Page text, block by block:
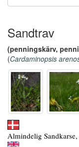
Sandtrav
(penningskärv,
(Cardaminopsis
Almindelig Sandkarse,